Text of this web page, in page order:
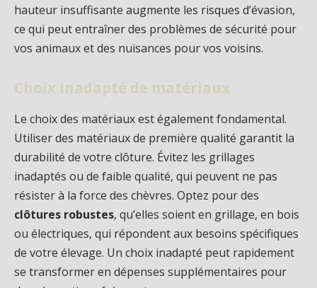
hauteur insuffisante augmente les risques d’évasion,
ce qui peut entraîner des problèmes de sécurité pour
vos animaux et des nuisances pour vos voisins.
Choix inadapté de matériaux
Le choix des matériaux est également fondamental.
Utiliser des matériaux de première qualité garantit la
durabilité de votre clôture. Évitez les grillages
inadaptés ou de faible qualité, qui peuvent ne pas
résister à la force des chèvres. Optez pour des
clôtures robustes, qu’elles soient en grillage, en bois
ou électriques, qui répondent aux besoins spécifiques
de votre élevage. Un choix inadapté peut rapidement
se transformer en dépenses supplémentaires pour